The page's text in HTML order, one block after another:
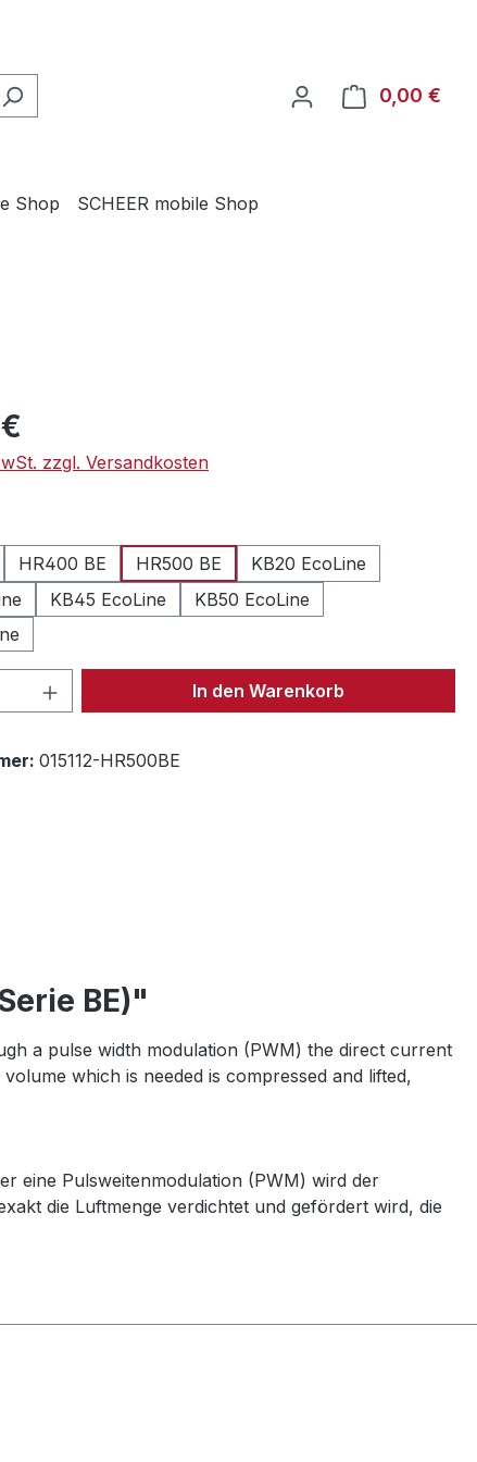
0,00 €
Shop SCHEER mobile Shop
zzgl. Versandkosten
HR400 BE HR500 BE
KB20 EcoLine
KB45 EcoLine
KB50 EcoLine
Anzahl: Gib den gewünschten Wert
In den Warenkorb
015112-HR500BE
BE)"
a pulse width modulation (PWM) the direct current
which is needed is compressed and lifted,
eine Pulsweitenmodulation (PWM) wird der
die Luftmenge verdichtet und gefördert wird, die